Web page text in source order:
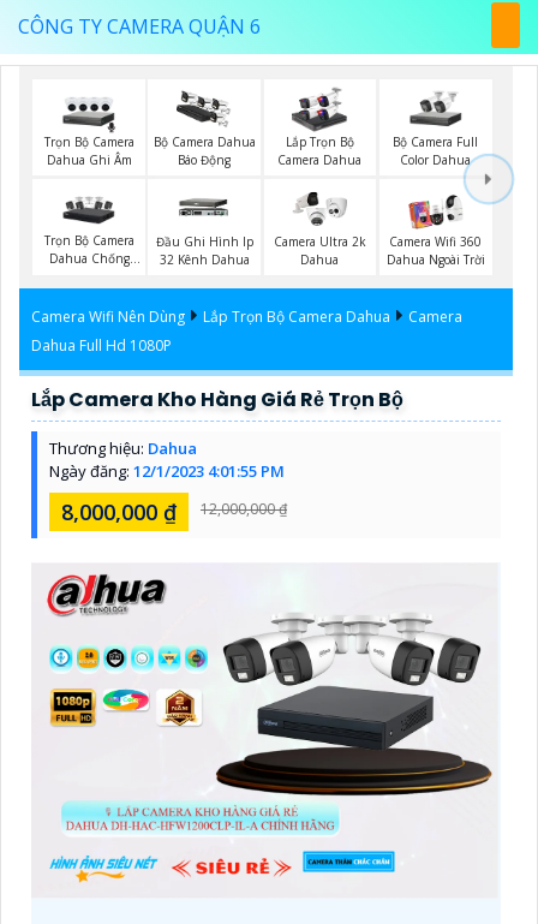
CÔNG TY CAMERA QUẬN 6
Trọn Bộ Camera
Dahua Ghi Âm
Bộ Camera Dahua
Báo Động
Lắp Trọn Bộ
Camera Dahua
Bộ Camera Full
Color Dahua
Trọn Bộ Camera
Dahua Chống
Đầu Ghi Hình Ip
32 Kênh Dahua
Camera Ultra 2k
Dahua
Camera Wifi 360
Dahua Ngoài Trời
Camera Wifi Nên Dùng Lắp Trọn Bộ Camera Dahua
Camera
Dahua Full Hd 1080P
Lắp Camera Kho Hàng Giá Rẻ Trọn Bộ
Thương hiệu: Dahua
Ngày đăng: 12/1/2023 4:01:55 PM
8,000,000 ₫ 12,000,000 ₫